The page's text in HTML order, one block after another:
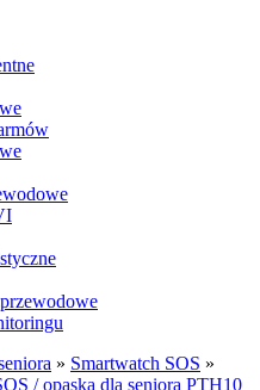
» Smartwatch SOS »
/ opaska dla seniora PTH10